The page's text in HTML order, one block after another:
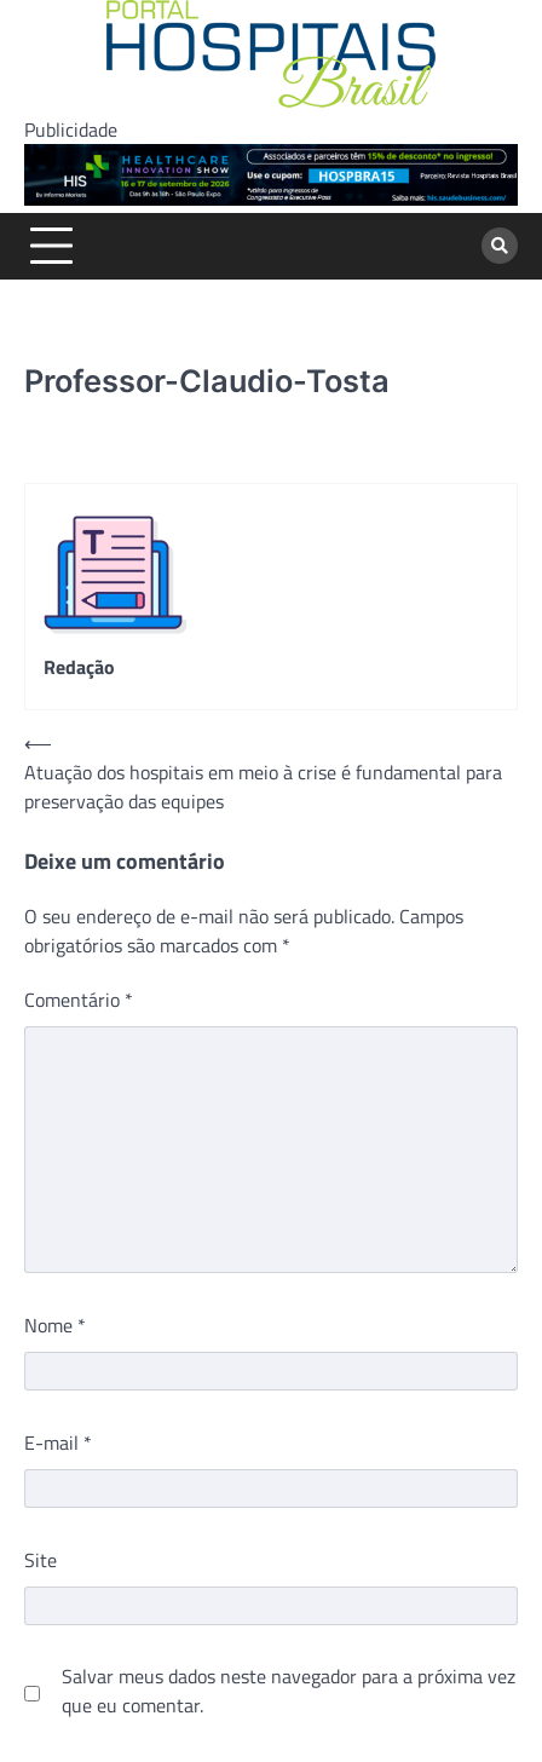
Publicidade
Professor-Claudio-Tosta
Redação
Navegação
de
Post
⟵
Atuação dos hospitais em meio à crise é fundamental para
preservação das equipes
Deixe um comentário
O seu endereço de e-mail não será publicado. Campos
obrigatórios são marcados com *
Comentário *
Nome *
E-mail *
Site
Salvar meus dados neste navegador para a próxima vez
que eu comentar.